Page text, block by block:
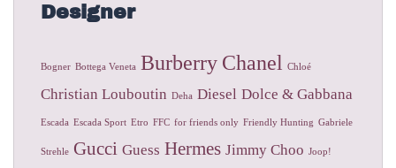
Designer
Bogner Bottega Veneta Burberry Chanel Chloé
Christian Louboutin Deha Diesel Dolce & Gabbana
Escada Escada Sport Etro FFC for friends only Friendly Hunting Gabriele
Strehle Gucci Guess Hermes Jimmy Choo Joop!